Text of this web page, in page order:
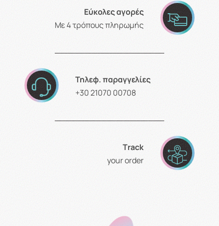
Εύκολες αγορές
Με 4 τρόπους πληρωμής
Τηλεφ. παραγγελίες
+30 21070 00708
Τrack
your order